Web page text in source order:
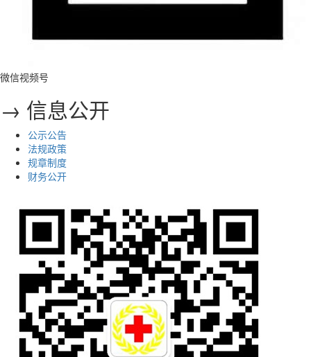
微信视频号
→ 信息公开
公示公告
法规政策
规章制度
财务公开